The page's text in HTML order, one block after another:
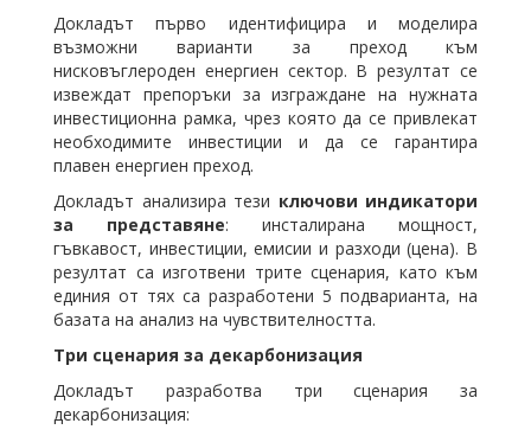
Докладът първо идентифицира и моделира
възможни варианти за преход към
нисковъглероден енергиен сектор. В резултат се
извеждат препоръки за изграждане на нужната
инвестиционна рамка, чрез която да се привлекат
необходимите инвестиции и да се гарантира
плавен енергиен преход.
Докладът анализира тези ключови индикатори
за представяне: инсталирана мощност,
гъвкавост, инвестиции, емисии и разходи (цена). В
резултат са изготвени трите сценария, като към
единия от тях са разработени 5 подварианта, на
базата на анализ на чувствителността.
Три сценария за декарбонизация
Докладът разработва три сценария за
декарбонизация: